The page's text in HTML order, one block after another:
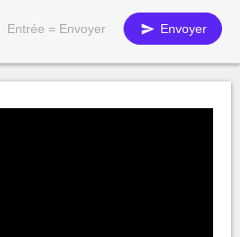
Entrée = Envoyer Envoyer